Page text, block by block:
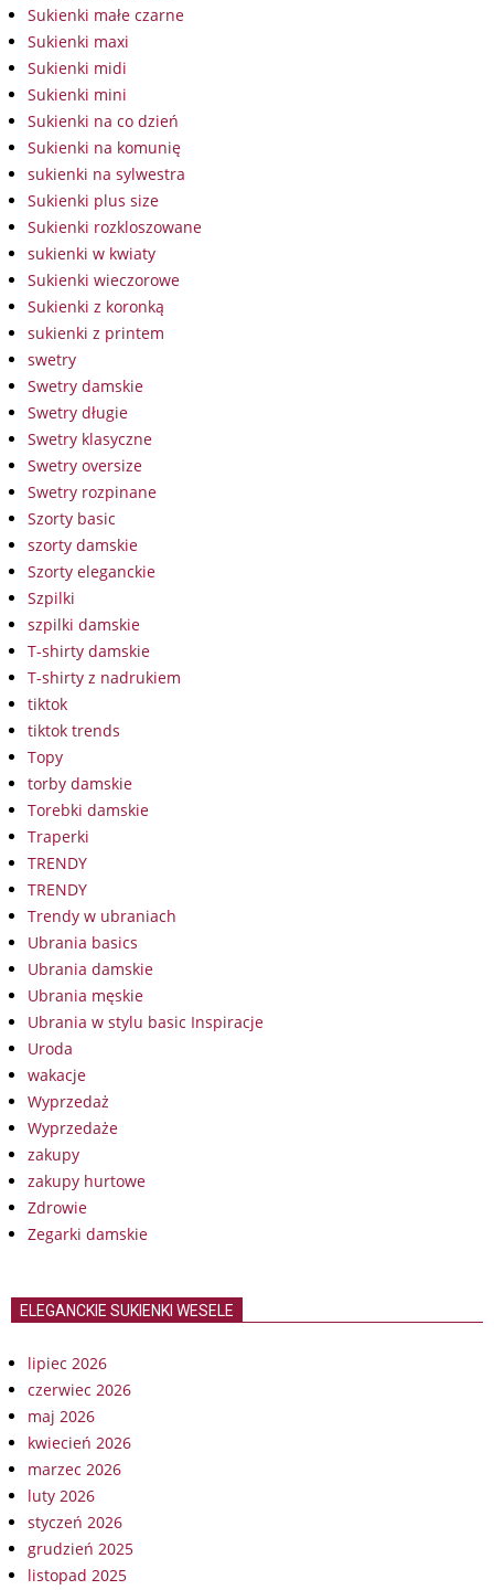
Sukienki małe czarne
Sukienki maxi
Sukienki midi
Sukienki mini
Sukienki na co dzień
Sukienki na komunię
sukienki na sylwestra
Sukienki plus size
Sukienki rozkloszowane
sukienki w kwiaty
Sukienki wieczorowe
Sukienki z koronką
sukienki z printem
swetry
Swetry damskie
Swetry długie
Swetry klasyczne
Swetry oversize
Swetry rozpinane
Szorty basic
szorty damskie
Szorty eleganckie
Szpilki
szpilki damskie
T-shirty damskie
T-shirty z nadrukiem
tiktok
tiktok trends
Topy
torby damskie
Torebki damskie
Traperki
TRENDY
TRENDY
Trendy w ubraniach
Ubrania basics
Ubrania damskie
Ubrania męskie
Ubrania w stylu basic Inspiracje
Uroda
wakacje
Wyprzedaż
Wyprzedaże
zakupy
zakupy hurtowe
Zdrowie
Zegarki damskie
ELEGANCKIE SUKIENKI WESELE
lipiec 2026
czerwiec 2026
maj 2026
kwiecień 2026
marzec 2026
luty 2026
styczeń 2026
grudzień 2025
listopad 2025